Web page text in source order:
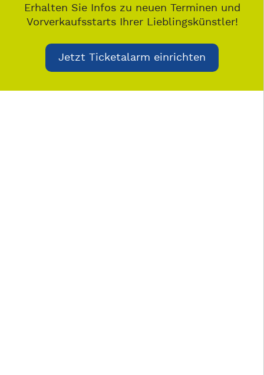
Erhalten Sie Infos zu neuen Terminen und
Vorverkaufsstarts Ihrer Lieblingskünstler!
Jetzt Ticketalarm einrichten